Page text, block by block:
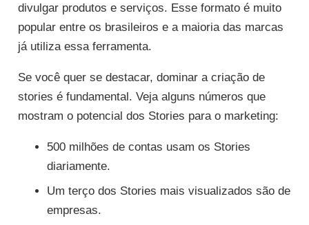
divulgar produtos e serviços. Esse formato é muito
popular entre os brasileiros e a maioria das marcas
já utiliza essa ferramenta.
Se você quer se destacar, dominar a criação de
stories é fundamental. Veja alguns números que
mostram o potencial dos Stories para o marketing:
500 milhões de contas usam os Stories
diariamente.
Um terço dos Stories mais visualizados são de
empresas.